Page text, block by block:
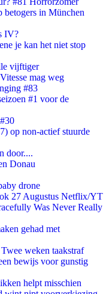
betogers in München
IV?
je kan het niet stop
vijftiger
mag weg
#83
#1 voor de
op non-actief stuurde
door....
Donau
drone
27 Augustus Netflix/YT
Was Never Really
gehad met
weken taakstraf
bewijs voor gunstig
helpt misschien